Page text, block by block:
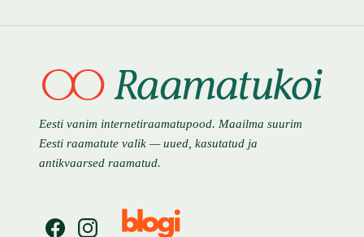
Eesti vanim internetiraamatupood. Maailma suurim
Eesti raamatute valik — uued, kasutatud ja
antikvaarsed raamatud.